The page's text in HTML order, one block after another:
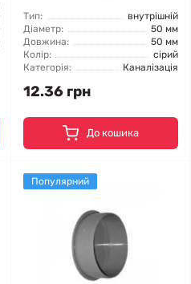
Тип:
внутрішній
Діаметр:
50 мм
Довжина:
50 мм
Колір:
сірий
Категорія:
Каналізація
12.36 грн
До кошика
Популярний